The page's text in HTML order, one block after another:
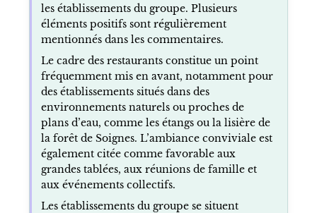
les établissements du groupe. Plusieurs
éléments positifs sont régulièrement
mentionnés dans les commentaires.
Le cadre des restaurants constitue un point
fréquemment mis en avant, notamment pour
des établissements situés dans des
environnements naturels ou proches de
plans d’eau, comme les étangs ou la lisière de
la forêt de Soignes. L’ambiance conviviale est
également citée comme favorable aux
grandes tablées, aux réunions de famille et
aux événements collectifs.
Les établissements du groupe se situent